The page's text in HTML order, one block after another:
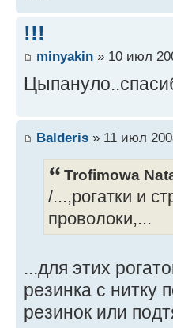
!!!
minyakin » 10 июл
Balderis » 11 июл
Trofimowa
/...,рогатки и
проволоки,...
...для этих
резинка с нитку
резинок или